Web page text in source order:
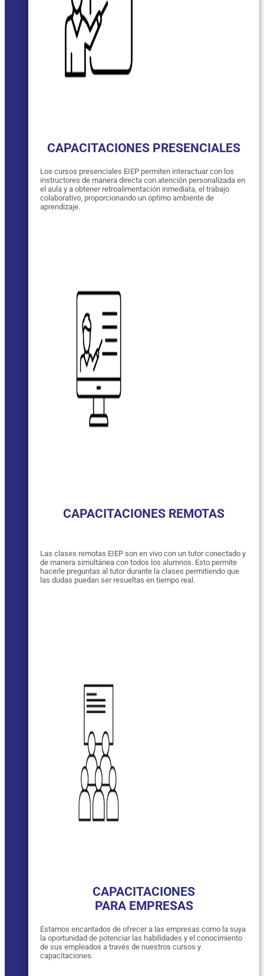
CAPACITACIONES PRESENCIALES
Los cursos presenciales EIEP permiten interactuar con los
instructores de manera directa con atención personalizada en
el aula y a obtener retroalimentación inmediata, el trabajo
colaborativo, proporcionando un óptimo ambiente de
aprendizaje.
CAPACITACIONES REMOTAS
Las clases remotas EIEP son en vivo con un tutor conectado y
de manera simultánea con todos los alumnos. Esto permite
hacerle preguntas al tutor durante la clases permitiendo que
las dudas puedan ser resueltas en tiempo real.
CAPACITACIONES
PARA EMPRESAS
Estamos encantados de ofrecer a las empresas como la suya
la oportunidad de potenciar las habilidades y el conocimiento
de sus empleados a través de nuestros cursos y
capacitaciones.